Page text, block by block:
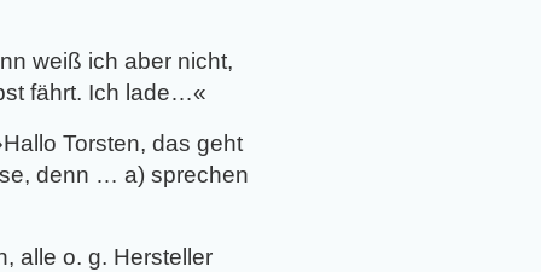
weiß ich aber nicht,
fährt. Ich lade…«
Hallo Torsten, das geht
denn … a) sprechen
alle o. g. Hersteller